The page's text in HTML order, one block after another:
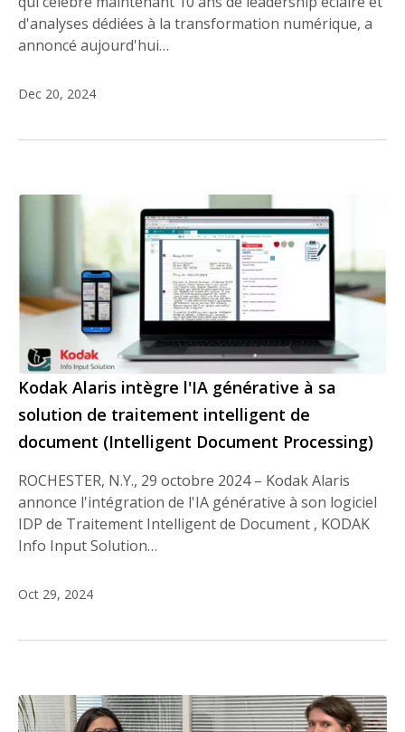
d'analyses dédiées à la transformation numérique, a
annoncé aujourd'hui…
Dec 20, 2024
Kodak Alaris intègre l'IA générative à sa
solution de traitement intelligent de
document (Intelligent Document Processing)
ROCHESTER, N.Y., 29 octobre 2024 – Kodak Alaris
annonce l'intégration de l'IA générative à son logiciel
IDP de Traitement Intelligent de Document , KODAK
Info Input Solution…
Oct 29, 2024